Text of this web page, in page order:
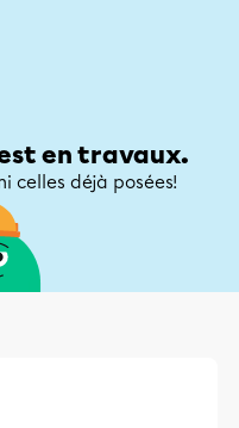
en travaux.
celles déjà posées!